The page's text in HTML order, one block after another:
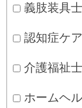
義肢装具士
認知症ケ
介護福祉士
ホームヘ